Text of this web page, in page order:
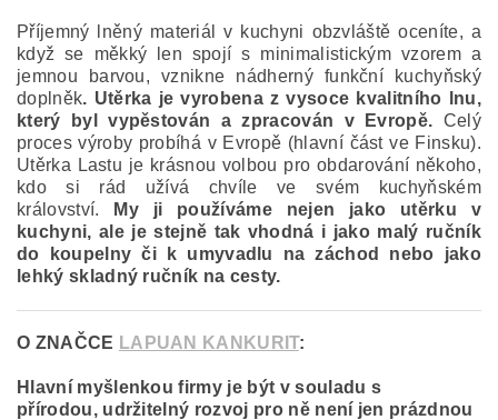
Příjemný lněný materiál v kuchyni obzvláště oceníte, a
když se měkký len spojí s minimalistickým vzorem a
jemnou barvou,
vznikne nádherný funkční kuchyňský
doplněk. Utěrka je vyrobena z vysoce kvalitního lnu,
který byl vypěstován a zpracován v Evropě. Celý
proces výroby probíhá v Evropě (hlavní část ve Finsku).
Utěrka Lastu je krásnou volbou pro obdarování někoho,
kdo si rád užívá chvíle ve svém kuchyňském
království.
My ji používáme nejen jako utěrku v
kuchyni, ale je stejně tak vhodná i jako malý ručník
do koupelny či k umyvadlu na záchod nebo jako
lehký skladný ručník na cesty.
O ZNAČCE LAPUAN KANKURIT:
Hlavní myšlenkou firmy je být v souladu s
přírodou, udržitelný rozvoj pro ně není jen prázdnou